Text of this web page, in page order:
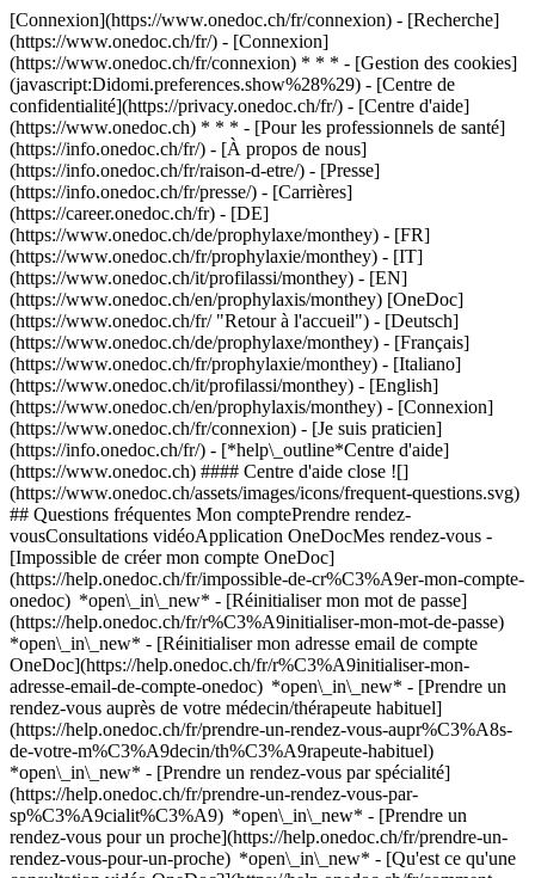
[Connexion](https://www.onedoc.ch/fr/connexion) - [Recherche]
(https://www.onedoc.ch/fr/) - [Connexion]
(https://www.onedoc.ch/fr/connexion) * * * - [Gestion des cookies]
(javascript:Didomi.preferences.show%28%29) - [Centre de
confidentialité](https://privacy.onedoc.ch/fr/) - [Centre d'aide]
(https://www.onedoc.ch) * * * - [Pour les professionnels de santé]
(https://info.onedoc.ch/fr/) - [À propos de nous]
(https://info.onedoc.ch/fr/raison-d-etre/) - [Presse]
(https://info.onedoc.ch/fr/presse/) - [Carrières]
(https://career.onedoc.ch/fr) - [DE]
(https://www.onedoc.ch/de/prophylaxe/monthey) - [FR]
(https://www.onedoc.ch/fr/prophylaxie/monthey) - [IT]
(https://www.onedoc.ch/it/profilassi/monthey) - [EN]
(https://www.onedoc.ch/en/prophylaxis/monthey) [OneDoc]
(https://www.onedoc.ch/fr/ "Retour à l'accueil") - [Deutsch]
(https://www.onedoc.ch/de/prophylaxe/monthey) - [Français]
(https://www.onedoc.ch/fr/prophylaxie/monthey) - [Italiano]
(https://www.onedoc.ch/it/profilassi/monthey) - [English]
(https://www.onedoc.ch/en/prophylaxis/monthey) - [Connexion]
(https://www.onedoc.ch/fr/connexion) - [Je suis praticien]
(https://info.onedoc.ch/fr/) - [*help\_outline*Centre d'aide]
(https://www.onedoc.ch) #### Centre d'aide close ![]
(https://www.onedoc.ch/assets/images/icons/frequent-questions.svg)
## Questions fréquentes Mon comptePrendre rendez-
vousConsultations vidéoApplication OneDocMes rendez-vous -
[Impossible de créer mon compte OneDoc]
(https://help.onedoc.ch/fr/impossible-de-cr%C3%A9er-mon-compte-
onedoc) *open\_in\_new* - [Réinitialiser mon mot de passe]
(https://help.onedoc.ch/fr/r%C3%A9initialiser-mon-mot-de-passe)
*open\_in\_new* - [Réinitialiser mon adresse email de compte
OneDoc](https://help.onedoc.ch/fr/r%C3%A9initialiser-mon-
adresse-email-de-compte-onedoc) *open\_in\_new* - [Prendre un
rendez-vous auprès de votre médecin/thérapeute habituel]
(https://help.onedoc.ch/fr/prendre-un-rendez-vous-aupr%C3%A8s-
de-votre-m%C3%A9decin/th%C3%A9rapeute-habituel)
*open\_in\_new* - [Prendre un rendez-vous par spécialité]
(https://help.onedoc.ch/fr/prendre-un-rendez-vous-par-
sp%C3%A9cialit%C3%A9) *open\_in\_new* - [Prendre un
rendez-vous pour un proche](https://help.onedoc.ch/fr/prendre-un-
rendez-vous-pour-un-proche) *open\_in\_new* - [Qu'est ce qu'une